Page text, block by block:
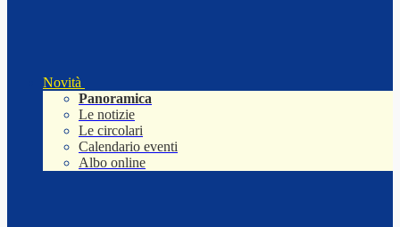
Novità
Panoramica
Le notizie
Le circolari
Calendario eventi
Albo online